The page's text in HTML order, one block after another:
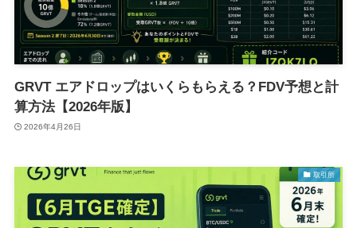
GRVT エアドロップはいくらもらえる？FDV予想と計
算方法【2026年版】
2026年4月26日
取引所